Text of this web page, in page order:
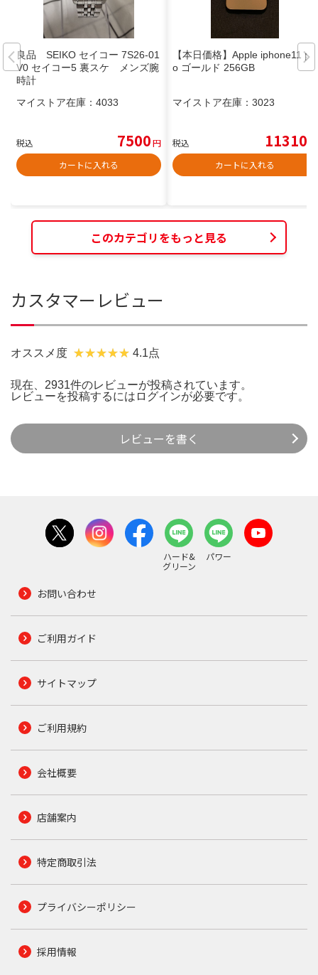
良品 SEIKO セイコー 7S26-01
V0 セイコー5 裏スケ メンズ腕
時計
マイストア在庫： 4033
税込 7500円
カートに入れる
【本日価格】Apple iphone11 pr
o ゴールド 256GB
マイストア在庫： 3023
税込 11310
カートに入れる
このカテゴリをもっと見る
カスタマーレビュー
オススメ度 4.1点
現在、2931件のレビューが投稿されています。
レビューを投稿するには ログインが必要です。
レビューを書く
ハード&
グリーン
パワー
お問い合わせ
ご利用ガイド
サイトマップ
ご利用規約
会社概要
店舗案内
特定商取引法
プライバシーポリシー
採用情報